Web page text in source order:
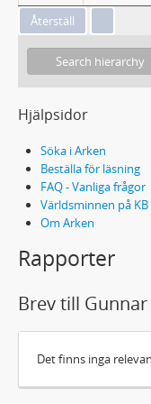
Hjälpsidor
Söka i Arken
Beställa för läsning
FAQ - Vanliga frågor
Världsminnen på KB
Om Arken
Rapporter
Brev till
Det finns inga